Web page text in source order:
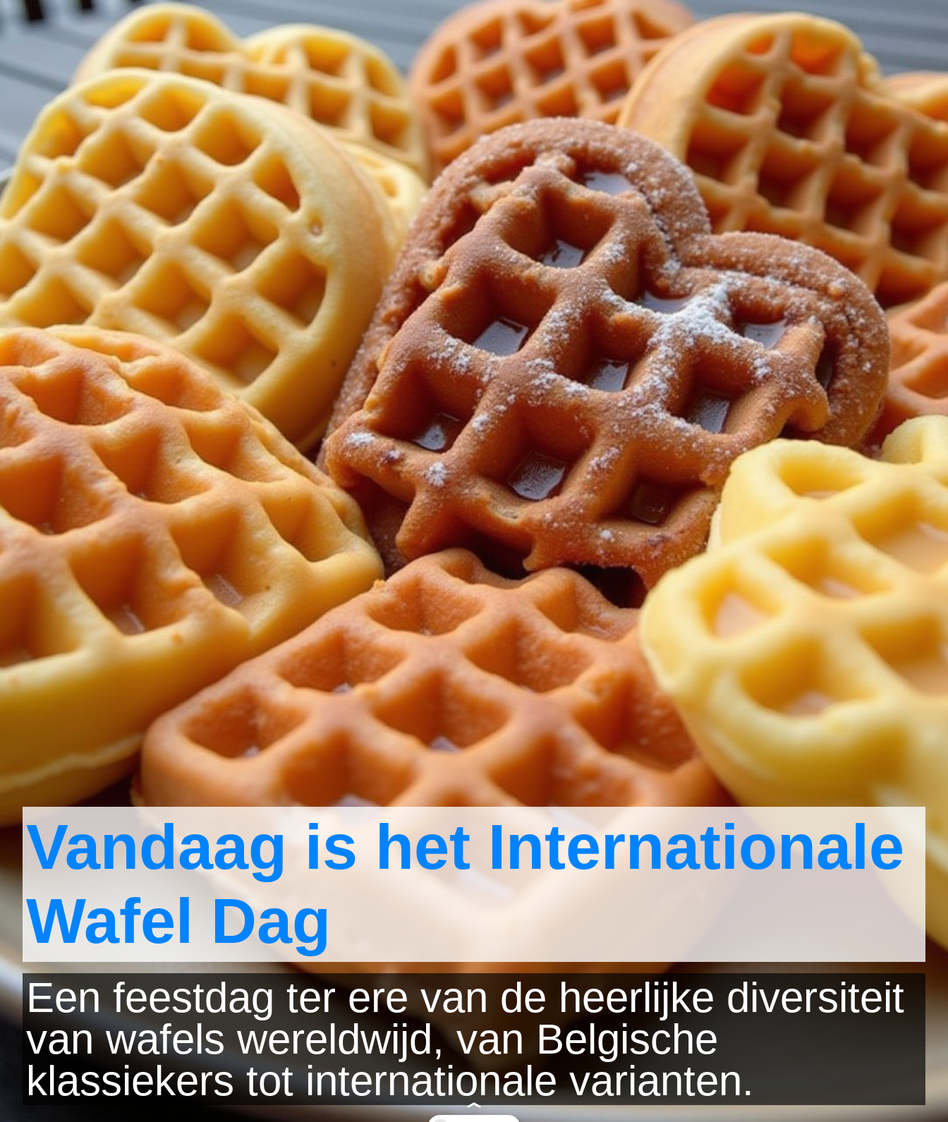
Vandaag is het Internationale
Wafel Dag
Een feestdag ter ere van de heerlijke diversiteit
van wafels wereldwijd, van Belgische
klassiekers tot internationale varianten.